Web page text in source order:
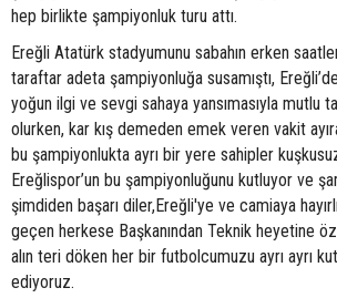
hep birlikte şampiyonluk turu attı.
Ereğli Atatürk stadyumunu sabahın erken
taraftar adeta şampiyonluğa susamıştı,
yoğun ilgi ve sevgi sahaya yansımasıyla mutlu
olurken, kar kış demeden emek veren vakit
bu şampiyonlukta ayrı bir yere sahipler
Ereğlispor’un bu şampiyonluğunu kutluyor ve
şimdiden başarı diler,Ereğli'ye ve camiaya
geçen herkese Başkanından Teknik heyetine
alın teri döken her bir futbolcumuzu ayrı ayrı
ediyoruz.